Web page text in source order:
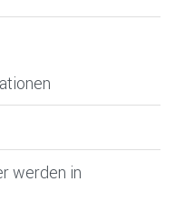
werden in